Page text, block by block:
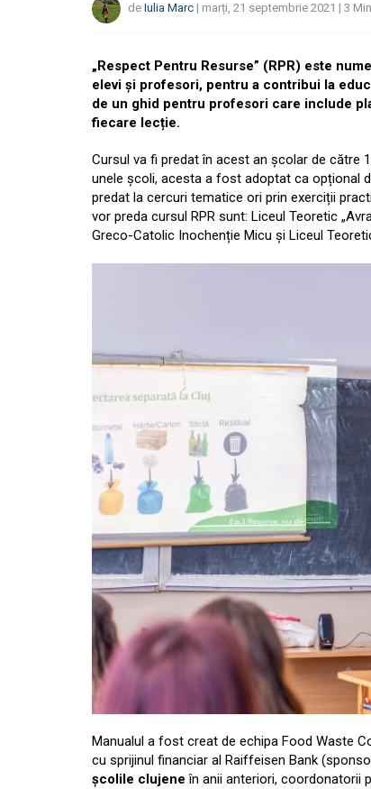
de Iulia Marc | marți, 21 septembrie 2021 | 3
„Respect Pentru Resurse” (RPR) este
elevi și profesori, pentru a contribui la
de un ghid pentru profesori care include
fiecare lecție.
Cursul va fi predat în acest an școlar de către
unele școli, acesta a fost adoptat ca opțional
predat la cercuri tematice ori prin exerciții
vor preda cursul RPR sunt: Liceul Teoretic
Greco-Catolic Inochenție Micu și Liceul
Manualul a fost creat de echipa Food Waste
cu sprijinul financiar al Raiffeisen Bank
școlile clujene în anii anteriori, coordonatorii